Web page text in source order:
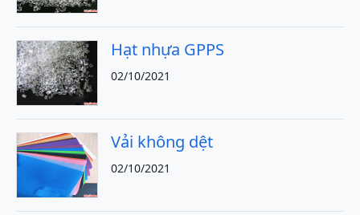
Hạt nhựa GPPS
02/10/2021
Vải không dệt
02/10/2021